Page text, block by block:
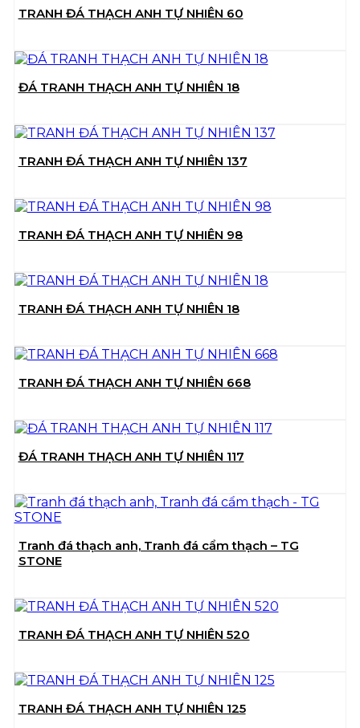
TRANH ĐÁ THẠCH ANH TỰ NHIÊN 60
ĐÁ TRANH THẠCH ANH TỰ NHIÊN 18
TRANH ĐÁ THẠCH ANH TỰ NHIÊN 137
TRANH ĐÁ THẠCH ANH TỰ NHIÊN 98
TRANH ĐÁ THẠCH ANH TỰ NHIÊN 18
TRANH ĐÁ THẠCH ANH TỰ NHIÊN 668
ĐÁ TRANH THẠCH ANH TỰ NHIÊN 117
Tranh đá thạch anh, Tranh đá cẩm thạch – TG
STONE
TRANH ĐÁ THẠCH ANH TỰ NHIÊN 520
TRANH ĐÁ THẠCH ANH TỰ NHIÊN 125